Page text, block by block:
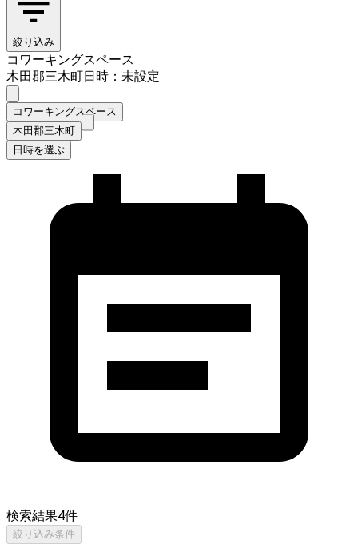
絞り込み
コワーキングスペース
木田郡三木町日時：未設定
コワーキングスペース
木田郡三木町
日時を選ぶ
検索結果4件
絞り込み条件